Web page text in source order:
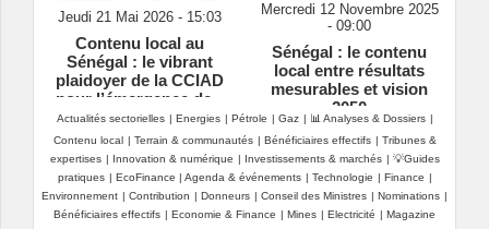
Jeudi 21 Mai 2026 - 15:03
Contenu local au
Sénégal : le vibrant
plaidoyer de la CCIAD
pour l’émergence de «
champions nationaux »
Mercredi 12 Novembre 2025
- 09:00
Sénégal : le contenu
local entre résultats
mesurables et vision
2050
Actualités sectorielles | Energies | Pétrole | Gaz | 📊 Analyses & Dossiers |
Contenu local | Terrain & communautés | Bénéficiaires effectifs | Tribunes &
expertises | Innovation & numérique | Investissements & marchés | 💡Guides
pratiques | EcoFinance | Agenda & événements | Technologie | Finance |
Environnement | Contribution | Donneurs | Conseil des Ministres | Nominations |
Bénéficiaires effectifs | Economie & Finance | Mines | Electricité | Magazine